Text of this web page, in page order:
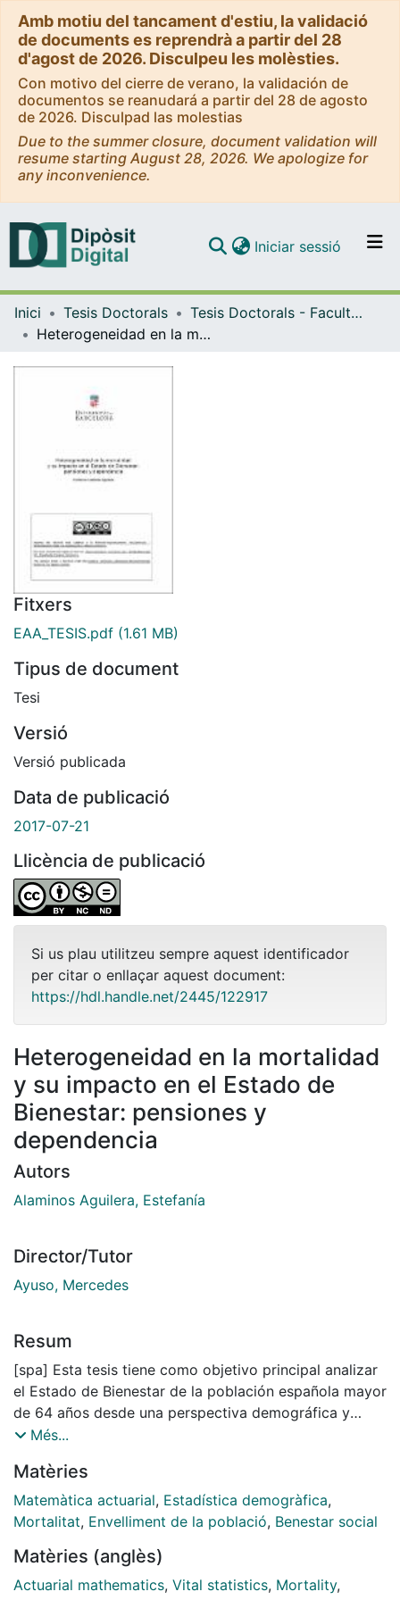
Amb motiu del tancament d'estiu, la validació
de documents es reprendrà a partir del 28
d'agost de 2026. Disculpeu les molèsties.
Con motivo del cierre de verano, la validación de
documentos se reanudará a partir del 28 de agosto
de 2026. Disculpad las molestias
Due to the summer closure, document validation will
resume starting August 28, 2026. We apologize for
any inconvenience.
Navega per tot el DD
Iniciar sessió (current)
Inici Tesis Doctorals
Tesis Doctorals - Facultat - Economia i Empresa
Heterogeneidad en la mortalidad y su impacto en el Estado de Bienestar: pensiones y dependencia
Fitxers
EAA_TESIS.pdf (1.61 MB)
Tipus de document
Tesi
Versió
Versió publicada
Data de publicació
2017-07-21
Llicència de publicació
Si us plau utilitzeu sempre aquest identificador
per citar o enllaçar aquest document:
https://hdl.handle.net/2445/122917
Heterogeneidad en la mortalidad
y su impacto en el Estado de
Bienestar: pensiones y
dependencia
Autors
Alaminos Aguilera, Estefanía
Director/Tutor
Ayuso, Mercedes
Resum
[spa] Esta tesis tiene como objetivo principal analizar
el Estado de Bienestar de la población española mayor
de 64 años desde una perspectiva demográfica y
social, con el fin de hallar posibles patrones de
Desde una perspectiva demográfica, se centra en el
estudio de la heterogeneidad en la mortalidad para la
población mayor, por edad, sexo y estado civil. Como
casados muestran probabilidades de fallecimiento
inferiores a la de los individuos solteros o viudos. En el
Més...
Matèries
Matemàtica actuarial, Estadística demogràfica,
Mortalitat, Envelliment de la població, Benestar social
Matèries (anglès)
Actuarial mathematics, Vital statistics, Mortality,